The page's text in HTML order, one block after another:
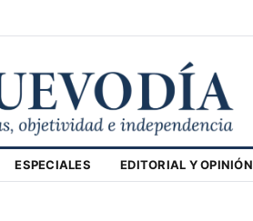
ESPECIALES EDITORIAL Y OPINIÓN